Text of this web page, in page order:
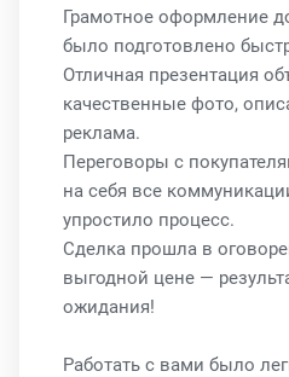
Грамотное оформление
было подготовлено
Отличная презентация
качественные фото,
реклама.
Переговоры с
на себя все
упростило процесс.
Сделка прошла в
выгодной цене —
ожидания!
Работать с вами было